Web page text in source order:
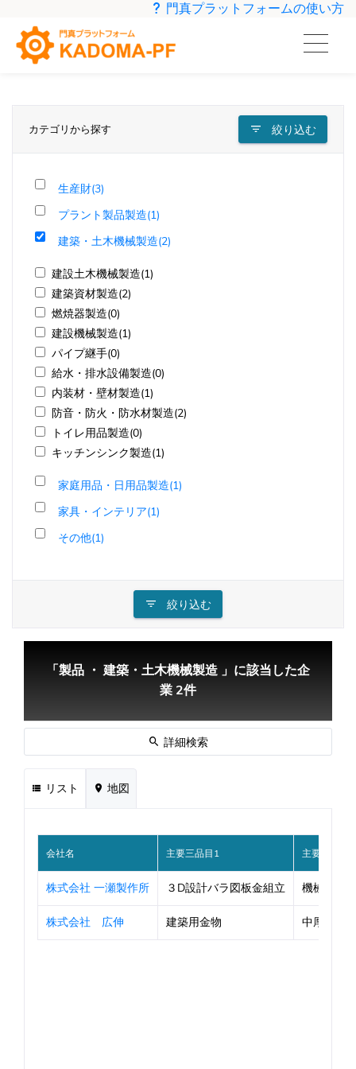
門真プラットフォームの使い方
カテゴリから探す 絞り込む
生産財(3)
プラント製品製造(1)
建築・土木機械製造(2)
建設土木機械製造(1)
建築資材製造(2)
燃焼器製造(0)
建設機械製造(1)
パイプ継手(0)
給水・排水設備製造(0)
内装材・壁材製造(1)
防音・防火・防水材製造(2)
トイレ用品製造(0)
キッチンシンク製造(1)
家庭用品・日用品製造(1)
家具・インテリア(1)
その他(1)
絞り込む
「製品 ・ 建築・土木機械製造 」に該当した企
業 2件
詳細検索
リスト 地図
会社名 主要三品目1 主要三品目2
株式会社 一瀬製作所 ３D設計バラ図板金組立 機械筐体
株式会社 広伸 建築用金物 中厚板溶